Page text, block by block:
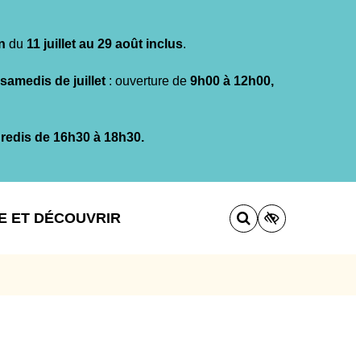
du 11 juillet au 29 août inclus.
samedis de juillet : ouverture de 9h00 à 12h00,
de 16h30 à 18h30.
ET DÉCOUVRIR